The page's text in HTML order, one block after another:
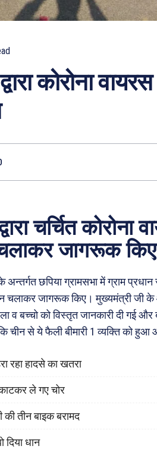
कोरोना
चर्चित कोरोना
जागरूक किए
छपिया ग्रामसभा में ग्राम प्रधान
चलाकर जागरूक किए। मुख्यमंत्री जी के
व बच्चो को विस्तृत जानकारी दी गई
चीन से ये फैली बीमारी 1 व्यक्ति को
रहा हादसे का खतरा
ले गए चोर
की तीन बाइक बरामद
दिया धान